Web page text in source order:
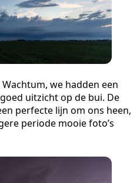
we hadden een
uitzicht op de bui. De
perfecte lijn om ons heen,
periode mooie foto’s